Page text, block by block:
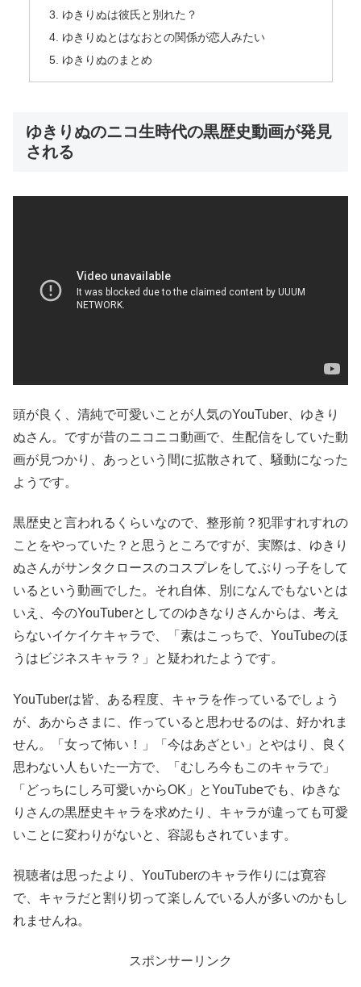
ゆきりぬは彼氏と別れた？
ゆきりぬとはなおとの関係が恋人みたい
ゆきりぬのまとめ
ゆきりぬのニコ生時代の黒歴史動画が発見
される
頭が良く、清純で可愛いことが人気のYouTuber、ゆきり
ぬさん。ですが昔のニコニコ動画で、生配信をしていた動
画が見つかり、あっという間に拡散されて、騒動になった
ようです。
黒歴史と言われるくらいなので、整形前？犯罪すれすれの
ことをやっていた？と思うところですが、実際は、ゆきり
ぬさんがサンタクロースのコスプレをしてぶりっ子をして
いるという動画でした。それ自体、別になんでもないとは
いえ、今のYouTuberとしてのゆきなりさんからは、考え
らないイケイケキャラで、「素はこっちで、YouTubeのほ
うはビジネスキャラ？」と疑われたようです。
YouTuberは皆、ある程度、キャラを作っているでしょう
が、あからさまに、作っていると思わせるのは、好かれま
せん。「女って怖い！」「今はあざとい」とやはり、良く
思わない人もいた一方で、「むしろ今もこのキャラで」
「どっちにしろ可愛いからOK」とYouTubeでも、ゆきな
りさんの黒歴史キャラを求めたり、キャラが違っても可愛
いことに変わりがないと、容認もされています。
視聴者は思ったより、YouTuberのキャラ作りには寛容
で、キャラだと割り切って楽しんでいる人が多いのかもし
れませんね。
スポンサーリンク